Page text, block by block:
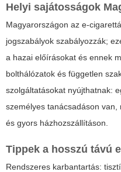
Helyi sajátosságok
Magyarországon az e-
jogszabályok szabályozzák;
a hazai előírásokat és ennek
bolthálózatok és független
szolgáltatásokat nyújthatnak:
személyes tanácsadáson
és gyors házhozszállításon.
Tippek a hosszú távú
Rendszeres karbantartás: